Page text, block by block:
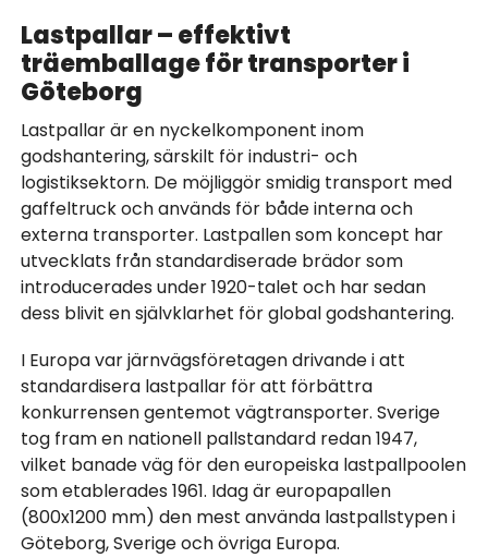
Lastpallar – effektivt
träemballage för transporter i
Göteborg
Lastpallar är en nyckelkomponent inom
godshantering, särskilt för industri- och
logistiksektorn. De möjliggör smidig transport med
gaffeltruck och används för både interna och
externa transporter. Lastpallen som koncept har
utvecklats från standardiserade brädor som
introducerades under 1920-talet och har sedan
dess blivit en självklarhet för global godshantering.
I Europa var järnvägsföretagen drivande i att
standardisera lastpallar för att förbättra
konkurrensen gentemot vägtransporter. Sverige
tog fram en nationell pallstandard redan 1947,
vilket banade väg för den europeiska lastpallpoolen
som etablerades 1961. Idag är europapallen
(800x1200 mm) den mest använda lastpallstypen i
Göteborg, Sverige och övriga Europa.